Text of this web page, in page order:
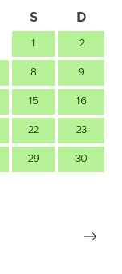
S D
1 2
8 9
15 16
22 23
29 30